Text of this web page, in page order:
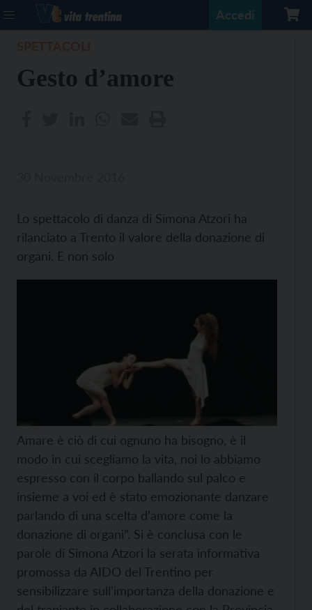
Accedi
Gesto d’amore
Lo spettacolo di danza di Simona Atzori ha
rilanciato a Trento il valore della donazione di
organi. E non solo
Amare è ciò di cui ognuno ha bisogno, è il
modo in cui scegliamo la vita, noi lo abbiamo
espresso con il corpo ballando sul palco e
insieme a voi ed è stato emozionante danzare
parlando di una scelta d’amore come la
donazione di organi”. Si è conclusa con le
parole di Simona Atzori la serata informativa
promossa da AIDO del Trentino per
sensibilizzare sull’importanza della donazione e